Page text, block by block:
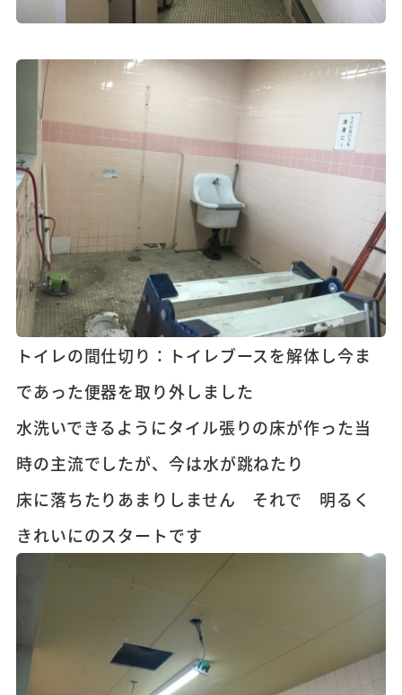
トイレの間仕切り：トイレブースを解体し今ま
であった便器を取り外しました
水洗いできるようにタイル張りの床が作った当
時の主流でしたが、今は水が跳ねたり
床に落ちたりあまりしません それで 明るく
きれいにのスタートです